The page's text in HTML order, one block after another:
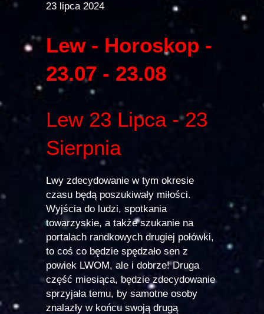
23 lipca 2024
Lew - Horoskop -
23.07 - 23.08
Lew 23 Lipca - 23
Sierpnia
Lwy zdecydowanie w tym okresie
czasu będą poszukiwały miłości.
Wyjścia do ludzi, spotkania
towarzyskie, a także szukanie na
portalach randkowych drugiej połówki,
to coś co będzie spędzało sen z
powiek LWOM, ale i dobrze! Druga
część miesiąca, będzie zdecydowanie
sprzyjała temu, by samotne osoby
znalazły w końcu swoją drugą